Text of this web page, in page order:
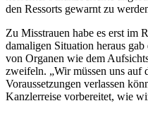
den Ressorts gewarnt zu
Zu Misstrauen habe es erst im
damaligen Situation heraus
von Organen wie dem
zweifeln. „Wir müssen uns auf
Voraussetzungen verlassen
Kanzlerreise vorbereitet, wie